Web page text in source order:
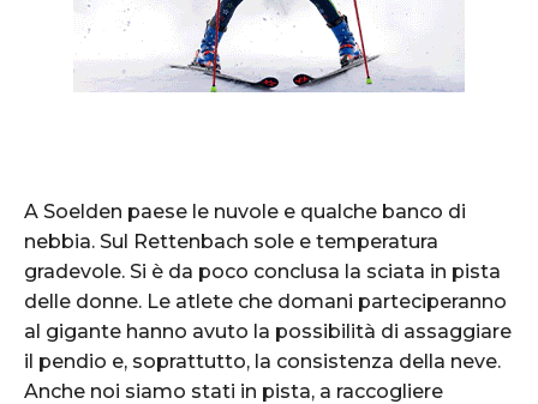
A Soelden paese le nuvole e qualche banco di
nebbia. Sul Rettenbach sole e temperatura
gradevole. Si è da poco conclusa la sciata in pista
delle donne. Le atlete che domani parteciperanno
al gigante hanno avuto la possibilità di assaggiare
il pendio e, soprattutto, la consistenza della neve.
Anche noi siamo stati in pista, a raccogliere